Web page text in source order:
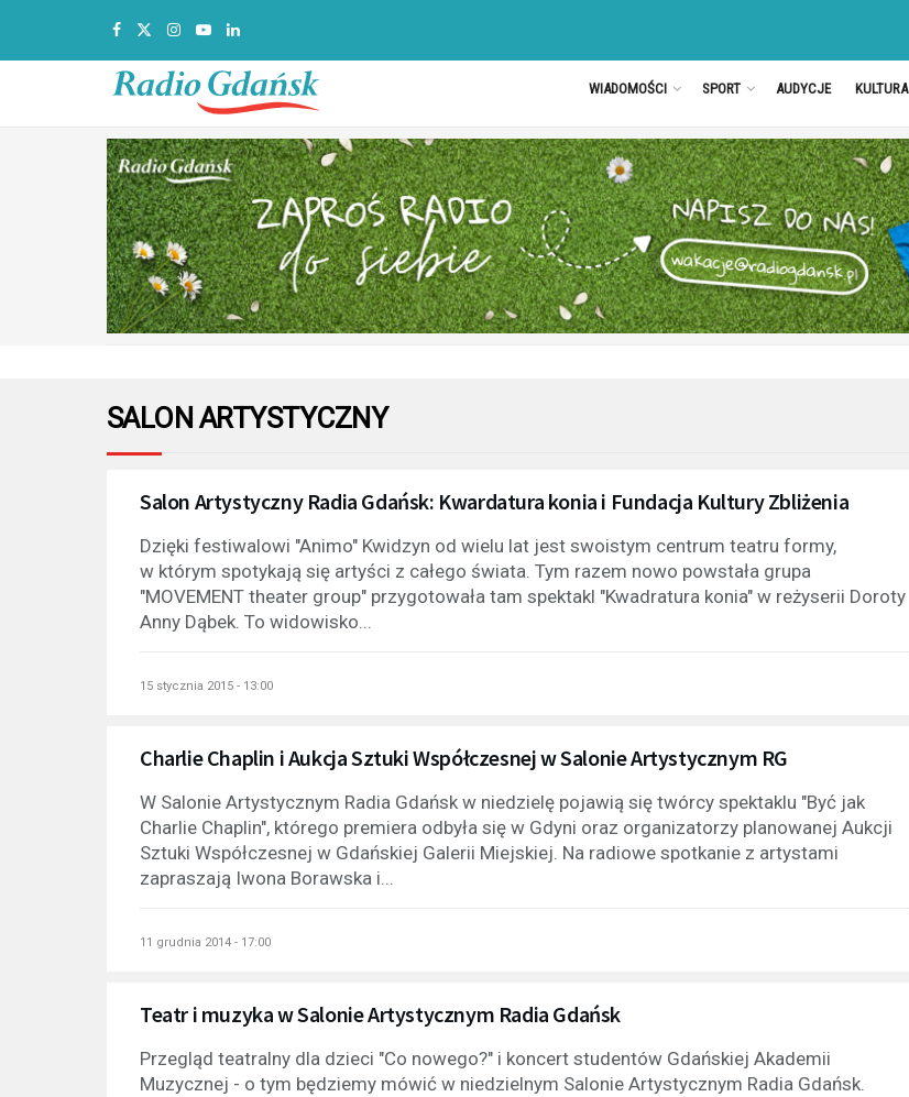
WIADOMOŚCI SPORT AUDYCJE KULTURA
SALON ARTYSTYCZNY
Salon Artystyczny Radia Gdańsk: Kwardatura konia i Fundacja Kultury Zbliżenia
Dzięki festiwalowi "Animo" Kwidzyn od wielu lat jest swoistym centrum teatru formy,
w którym spotykają się artyści z całego świata. Tym razem nowo powstała grupa
"MOVEMENT theater group" przygotowała tam spektakl "Kwadratura konia" w reżyserii Doroty
Anny Dąbek. To widowisko...
15 stycznia 2015 - 13:00
Charlie Chaplin i Aukcja Sztuki Współczesnej w Salonie Artystycznym RG
W Salonie Artystycznym Radia Gdańsk w niedzielę pojawią się twórcy spektaklu "Być jak
Charlie Chaplin", którego premiera odbyła się w Gdyni oraz organizatorzy planowanej Aukcji
Sztuki Współczesnej w Gdańskiej Galerii Miejskiej. Na radiowe spotkanie z artystami
zapraszają Iwona Borawska i...
11 grudnia 2014 - 17:00
Teatr i muzyka w Salonie Artystycznym Radia Gdańsk
Przegląd teatralny dla dzieci "Co nowego?" i koncert studentów Gdańskiej Akademii
Muzycznej - o tym będziemy mówić w niedzielnym Salonie Artystycznym Radia Gdańsk.